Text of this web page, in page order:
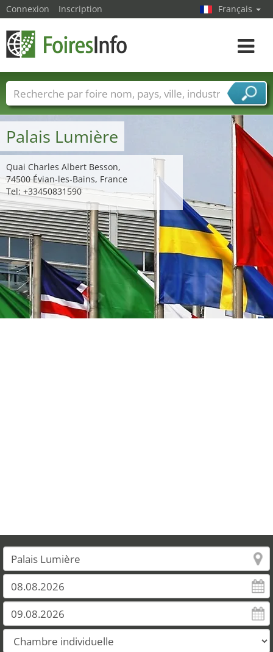
Palais Lumière
Quai Charles Albert Besson,
74500 Évian-les-Bains, France
Tel: +33450831590
Connexion Inscription Français
Toggle
Foire noms Pays Villes
Secteurs de foire
Secteurs du fournisseur de services